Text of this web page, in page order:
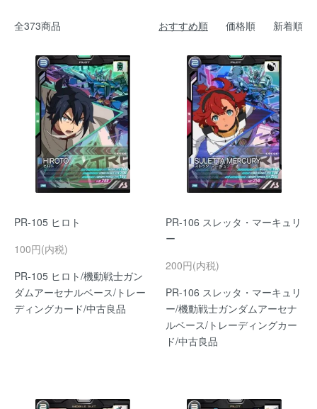
全373商品 おすすめ順 価格順 新着順
PR-105 ヒロト
100円(内税)
PR-105 ヒロト/機動戦士ガン
ダムアーセナルベース/トレー
ディングカード/中古良品
PR-106 スレッタ・マーキュリ
ー
200円(内税)
PR-106 スレッタ・マーキュリ
ー/機動戦士ガンダムアーセナ
ルベース/トレーディングカー
ド/中古良品